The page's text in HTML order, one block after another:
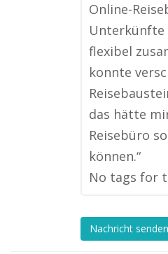
Online-
flexibel
konnte
das hätte
Reisebüro
können.“
No tags for
Nachricht senden